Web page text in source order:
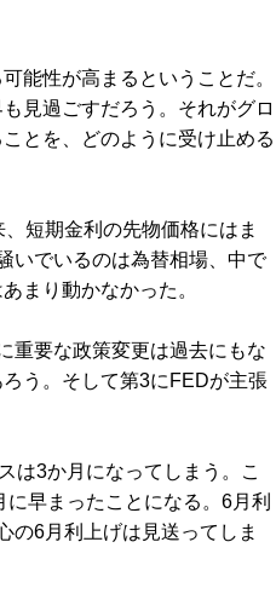
能性が高まるということだ。
見過ごすだろう。それがグロ
とを、どのように受け止める
短期金利の先物価格にはま
いでいるのは為替相場、中で
まり動かなかった。
重要な政策変更は過去にもな
う。そして第3にFEDが主張
は3か月になってしまう。こ
早まったことになる。6月利
の6月利上げは見送ってしま